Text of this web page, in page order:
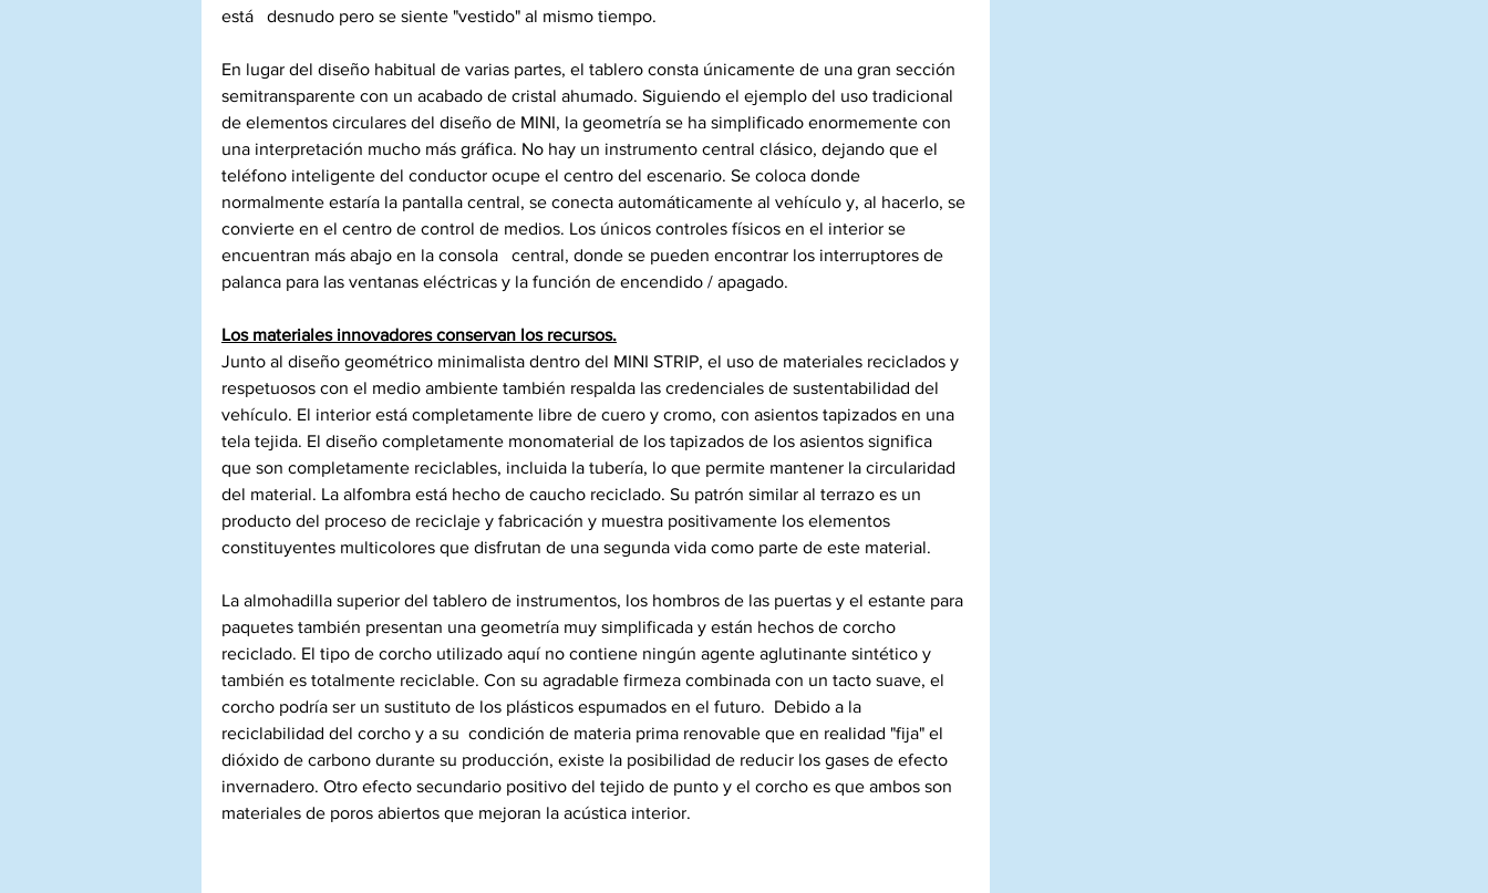
está   desnudo pero se siente "vestido" al mismo tiempo.
En lugar del diseño habitual de varias partes, el tablero consta únicamente de una gran sección
semitransparente con un acabado de cristal ahumado. Siguiendo el ejemplo del uso tradicional
de elementos circulares del diseño de MINI, la geometría se ha simplificado enormemente con
una interpretación mucho más gráfica. No hay un instrumento central clásico, dejando que el
teléfono inteligente del conductor ocupe el centro del escenario. Se coloca donde
normalmente estaría la pantalla central, se conecta automáticamente al vehículo y, al hacerlo, se
convierte en el centro de control de medios. Los únicos controles físicos en el interior se
encuentran más abajo en la consola   central, donde se pueden encontrar los interruptores de
palanca para las ventanas eléctricas y la función de encendido / apagado.
Los materiales innovadores conservan los recursos.
Junto al diseño geométrico minimalista dentro del MINI STRIP, el uso de materiales reciclados y
respetuosos con el medio ambiente también respalda las credenciales de sustentabilidad del
vehículo. El interior está completamente libre de cuero y cromo, con asientos tapizados en una
tela tejida. El diseño completamente monomaterial de los tapizados de los asientos significa
que son completamente reciclables, incluida la tubería, lo que permite mantener la circularidad
del material. La alfombra está hecho de caucho reciclado. Su patrón similar al terrazo es un
producto del proceso de reciclaje y fabricación y muestra positivamente los elementos
constituyentes multicolores que disfrutan de una segunda vida como parte de este material.
La almohadilla superior del tablero de instrumentos, los hombros de las puertas y el estante para
paquetes también presentan una geometría muy simplificada y están hechos de corcho
reciclado. El tipo de corcho utilizado aquí no contiene ningún agente aglutinante sintético y
también es totalmente reciclable. Con su agradable firmeza combinada con un tacto suave, el
corcho podría ser un sustituto de los plásticos espumados en el futuro.  Debido a la
reciclabilidad del corcho y a su  condición de materia prima renovable que en realidad "fija" el
dióxido de carbono durante su producción, existe la posibilidad de reducir los gases de efecto
invernadero. Otro efecto secundario positivo del tejido de punto y el corcho es que ambos son
materiales de poros abiertos que mejoran la acústica interior.